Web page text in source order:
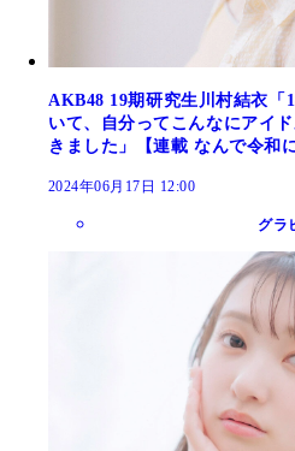
AKB48 19期研究生川村結衣「
いて、自分ってこんなにアイ
きました」【連載 なんで令和
2024年06月17日 12:00
グラ